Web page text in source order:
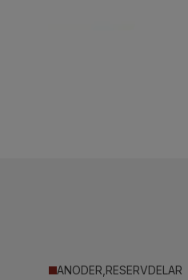
ANODER,RESERVDELAR